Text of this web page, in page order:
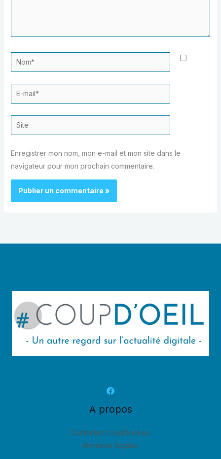
Nom*
E-
mail*
Site
Enregistrer mon nom, mon e-mail et mon site dans le
navigateur pour mon prochain commentaire.
A propos
Contactez CoupDoeil.eu
Mentions légales